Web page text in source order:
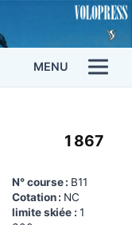
MENU
1 867
N° course : B11
Cotation : NC
limite skiée : 1